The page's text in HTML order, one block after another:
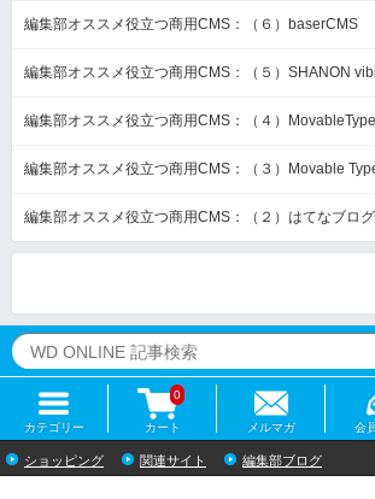
編集部オススメ役立つ商用CMS：（６）baserCMS
編集部オススメ役立つ商用CMS：（５）SHANON
編集部オススメ役立つ商用CMS：（４）
編集部オススメ役立つ商用CMS：（３）Movable
編集部オススメ役立つ商用CMS：（２）はてなブロ
カテゴリー カート
0
メルマガ 会
ショッピング 関連サイト 編集部ブログ